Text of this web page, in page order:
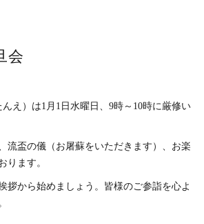
会
え）は1月1日水曜日、9時～10時に厳修い
流盃の儀（お屠蘇をいただきます）、お楽
ります。
拶から始めましょう。皆様のご参詣を心よ